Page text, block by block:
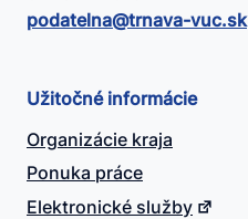
podatelna@​trnava-vuc.sk
Užitočné informácie
Organizácie kraja
Ponuka práce
Elektronické služby